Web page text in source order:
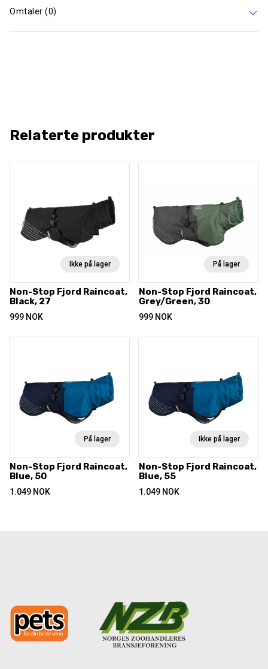
Omtaler (0)
Relaterte produkter
Ikke på lager
Non-Stop Fjord Raincoat,
Black, 27
999 NOK
På lager
Non-Stop Fjord Raincoat,
Grey/Green, 30
999 NOK
På lager
Non-Stop Fjord Raincoat,
Blue, 50
1.049 NOK
Ikke på lager
Non-Stop Fjord Raincoat,
Blue, 55
1.049 NOK